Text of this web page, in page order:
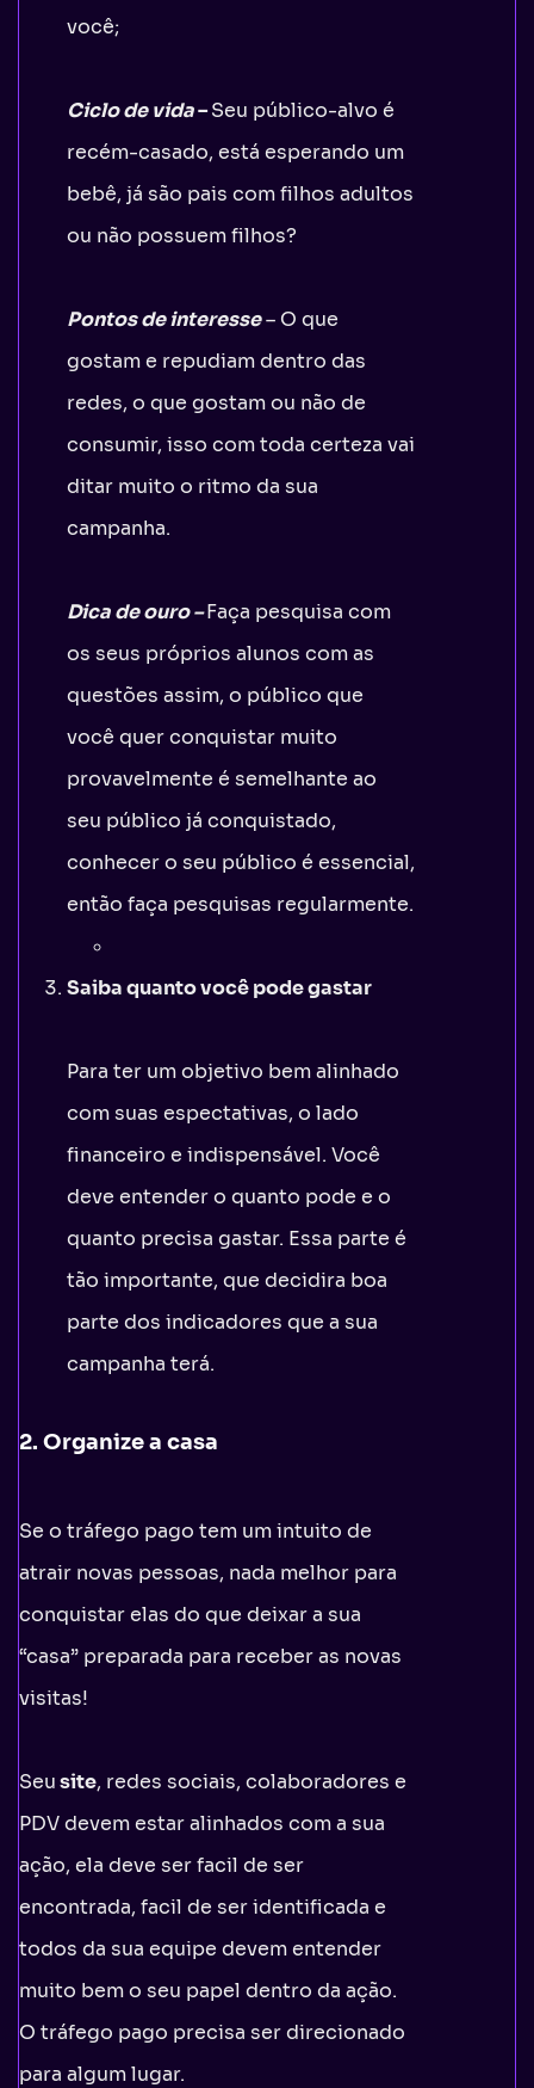
você;
Ciclo de vida–Seu público-alvo é
recém-casado, está esperando um
bebê, já são pais com filhos adultos
ou não possuem filhos?
Pontos de interesse– O que
gostam e repudiam dentro das
redes, o que gostam ou não de
consumir, isso com toda certeza vai
ditar muito o ritmo da sua
campanha.
Dica de ouro –Faça pesquisa com
os seus próprios alunos com as
questões assim, o público que
você quer conquistar muito
provavelmente é semelhante ao
seu público já conquistado,
conhecer o seu público é essencial,
então faça pesquisas regularmente.
Saiba quanto você pode gastar
Para ter um objetivo bem alinhado
com suas espectativas, o lado
financeiro e indispensável. Você
deve entender o quanto pode e o
quanto precisa gastar. Essa parte é
tão importante, que decidira boa
parte dos indicadores que a sua
campanha terá.
2. Organize a casa
Se o tráfego pago tem um intuito de
atrair novas pessoas, nada melhor para
conquistar elas do que deixar a sua
“casa” preparada para receber as novas
visitas!
Seusite, redes sociais, colaboradores e
PDV devem estar alinhados com a sua
ação, ela deve ser facil de ser
encontrada, facil de ser identificada e
todos da sua equipe devem entender
muito bem o seu papel dentro da ação.
O tráfego pago precisa ser direcionado
para algum lugar.